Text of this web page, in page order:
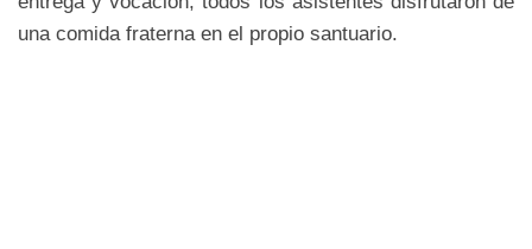
una comida fraterna en el propio santuario.